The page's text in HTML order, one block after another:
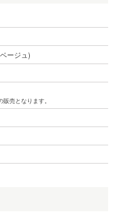
ージュ)
売となります。